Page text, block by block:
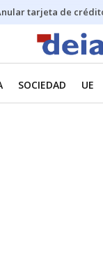
tarjeta de
SOCIEDAD UE